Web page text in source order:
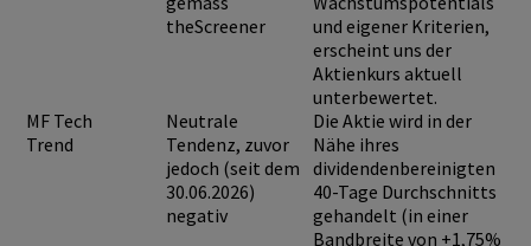
theScreener
und eigener Kriterien,
erscheint uns der
Aktienkurs aktuell
unterbewertet.
MF Tech
Trend
Neutrale
Tendenz, zuvor
jedoch (seit dem
30.06.2026)
negativ
Die Aktie wird in der
Nähe ihres
dividendenbereinigten
40-Tage Durchschnitts
gehandelt (in einer
Bandbreite von +1,75%